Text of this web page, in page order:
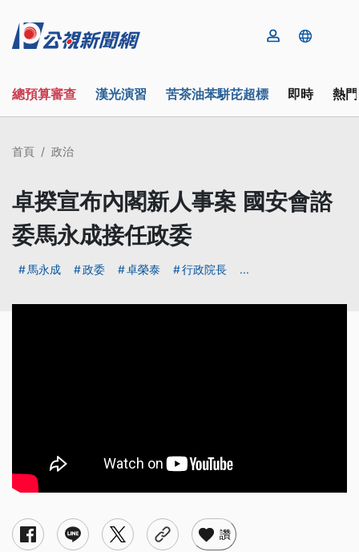
總預算審查 漢光演習 苦茶油苯駢芘超標 即時 熱
首頁 政治
卓揆宣布內閣新人事案 國安會諮
委馬永成接任政委
馬永成 政委 卓榮泰 行政院長 ...
讚